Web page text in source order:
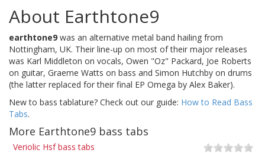
About Earthtone9
earthtone9 was an alternative metal band hailing from
Nottingham, UK. Their line-up on most of their major releases
was Karl Middleton on vocals, Owen "Oz" Packard, Joe Roberts
on guitar, Graeme Watts on bass and Simon Hutchby on drums
(the latter replaced for their final EP Omega by Alex Baker).
New to bass tablature? Check out our guide: How to Read Bass
Tabs.
More Earthtone9 bass tabs
Veriolic Hsf bass tabs